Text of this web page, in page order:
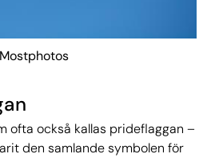
ofta också kallas prideflaggan –
den samlande symbolen för